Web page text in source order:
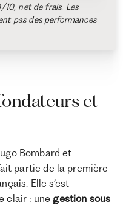
10, net de frais. Les
pas des performances
et
Bombard et
partie de la première
Elle s’est
clair : unegestion sous